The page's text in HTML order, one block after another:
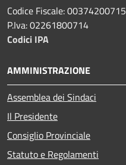
Codice Fiscale: 00374200715
P.Iva: 02261800714
Codici IPA
AMMINISTRAZIONE
Assemblea dei Sindaci
Il Presidente
Consiglio Provinciale
Statuto e Regolamenti